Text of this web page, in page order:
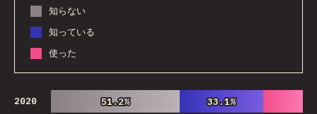
知らない
知っている
使った
2020 51.2%
51.2% 33.1%
33.1%